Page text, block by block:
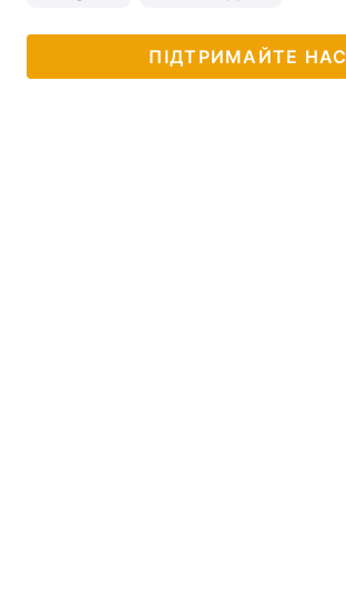
ПІДТРИМАЙТЕ НАС